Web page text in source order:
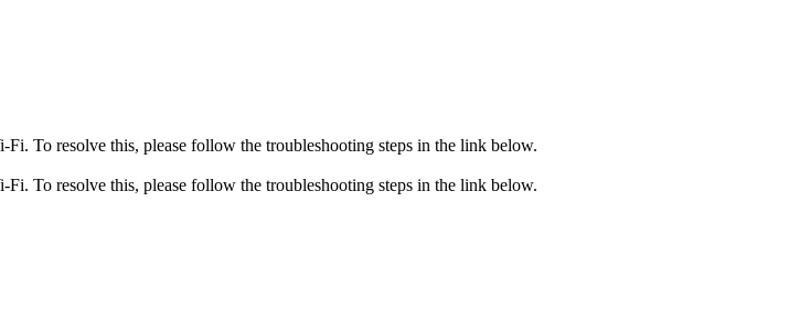
To resolve this, please follow the troubleshooting steps in the link below.
To resolve this, please follow the troubleshooting steps in the link below.